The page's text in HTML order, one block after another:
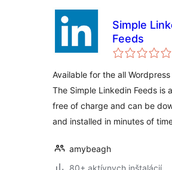
Simple
Feeds
Available for the all
The Simple Linkedin Feeds is
free of charge and can be
and installed in minutes of
amybeagh
80+ aktívnych inštalácií